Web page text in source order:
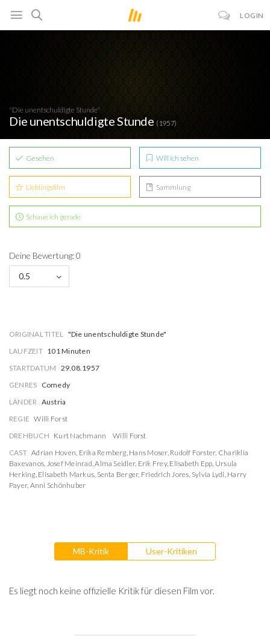
LOGIN
"Die unentschuldigte Stunde"
Die unentschuldigte Stunde (1957)
Gesehen Will ich sehen
Lieblingsfilm Sammlung
Schaue ich gerade
Deine Bewertung: 0
0.5
ORIGINAL TITEL "Die unentschuldigte Stunde"
LAUFZEIT 101 Minuten
STARTDATUM 29.08.1957
GENRES Comedy
LÄNDER Austria
REGIE Willi Forst
DREHBUCH Kurt Nachmann
Willi Forst
CAST Adrian Hoven, Erika Remberg, Hans Moser, Rudolf Forster, Chariklia
Baxevanos, Josef Meinrad,Alma Seidler, Erik Frey, Elisabeth Epp, Ursula
Herking, Elisabeth Markus, Senta Berger, Friedrich Jores, Sylvia Lydi, Harry
Payer, Anni Schönhuber
MB-Kritik User-Kritiken
Es liegt noch keine offizielle Kritik für diesen Film vor.